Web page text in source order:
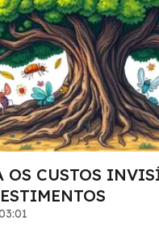
OS CUSTOS